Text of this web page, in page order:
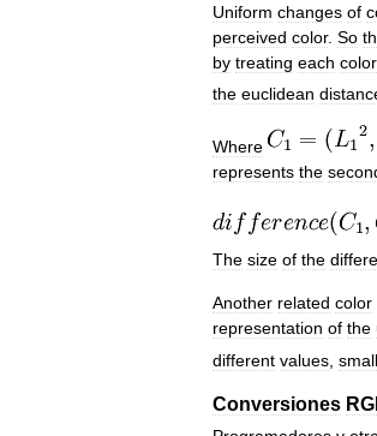
Uniform changes of
perceived color. So
by treating each color
the euclidean
Where
represents the
The size of the
Another related color
representation of the
different values
Conversiones